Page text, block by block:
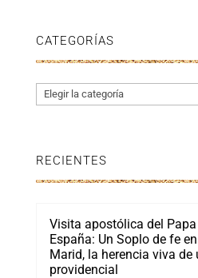
CATEGORÍAS
Categorías
RECIENTES
Visita apostólica del Papa
España: Un Soplo de fe
Marid, la herencia viva de
providencial